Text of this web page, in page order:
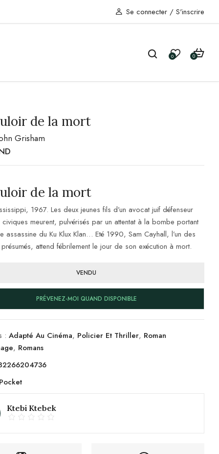
Se connecter / S'inscrire
0 0
de la mort
Grisham
de la mort
1967. Les deux jeunes fils d’un avocat juif défenseur
meurent, pulvérisés par un attentat à la bombe portant
assassine du Ku Klux Klan… Eté 1990, Sam Cayhall, l’un des
attend fébrilement le jour de son exécution à mort.
VENDU
PRÉVENEZ-MOI QUAND DISPONIBLE
:Adapté Au Cinéma, Policier Et Thriller, Roman
, Romans
Pocket
Ktebi Ktebek